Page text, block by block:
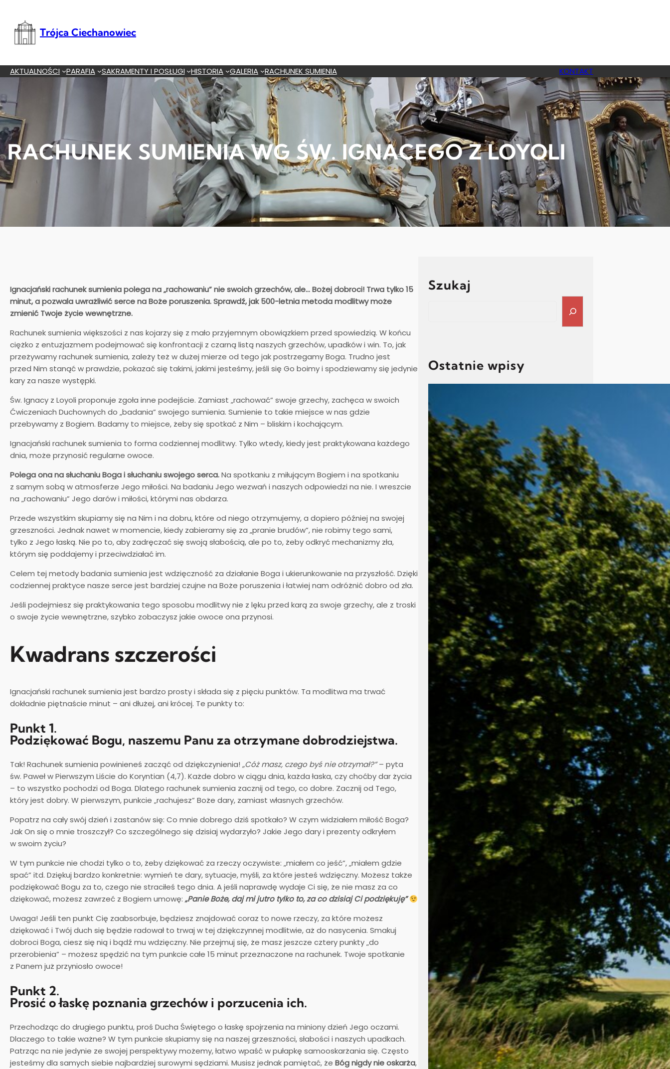
treści
Trójca Ciechanowiec
AKTUALNOŚCI PARAFIA SAKRAMENTY I POSŁUGI HISTORIA GALERIA RACHUNEK SUMIENIA KONTAKT
RACHUNEK SUMIENIA WG ŚW. IGNACEGO Z LOYOLI
Ignacjański rachunek sumienia polega na „rachowaniu” nie swoich grzechów, ale… Bożej dobroci! Trwa tylko 15
minut, a pozwala uwrażliwić serce na Boże poruszenia. Sprawdź, jak 500-letnia metoda modlitwy może
zmienić Twoje życie wewnętrzne.
Rachunek sumienia większości z nas kojarzy się z mało przyjemnym obowiązkiem przed spowiedzią. W końcu
ciężko z entuzjazmem podejmować się konfrontacji z czarną listą naszych grzechów, upadków i win. To, jak
przeżywamy rachunek sumienia, zależy też w dużej mierze od tego jak postrzegamy Boga. Trudno jest
przed Nim stanąć w prawdzie, pokazać się takimi, jakimi jesteśmy, jeśli się Go boimy i spodziewamy się jedynie
kary za nasze występki.
Św. Ignacy z Loyoli proponuje zgoła inne podejście. Zamiast „rachować” swoje grzechy, zachęca w swoich
Ćwiczeniach Duchownych do „badania” swojego sumienia. Sumienie to takie miejsce w nas gdzie
przebywamy z Bogiem. Badamy to miejsce, żeby się spotkać z Nim – bliskim i kochającym.
Ignacjański rachunek sumienia to forma codziennej modlitwy. Tylko wtedy, kiedy jest praktykowana każdego
dnia, może przynosić regularne owoce.
Polega ona na słuchaniu Boga i słuchaniu swojego serca.Na spotkaniu z miłującym Bogiem i na spotkaniu
z samym sobą w atmosferze Jego miłości. Na badaniu Jego wezwań i naszych odpowiedzi na nie. I wreszcie
na „rachowaniu” Jego darów i miłości, którymi nas obdarza.
Przede wszystkim skupiamy się na Nim i na dobru, które od niego otrzymujemy, a dopiero później na swojej
grzeszności. Jednak nawet w momencie, kiedy zabieramy się za „pranie brudów”, nie robimy tego sami,
tylko z Jego łaską. Nie po to, aby zadręczać się swoją słabością, ale po to, żeby odkryć mechanizmy zła,
którym się poddajemy i przeciwdziałać im.
Celem tej metody badania sumienia jest wdzięczność za działanie Boga i ukierunkowanie na przyszłość. Dzięki
codziennej praktyce nasze serce jest bardziej czujne na Boże poruszenia i łatwiej nam odróżnić dobro od zła.
Jeśli podejmiesz się praktykowania tego sposobu modlitwy nie z lęku przed karą za swoje grzechy, ale z troski
o swoje życie wewnętrzne, szybko zobaczysz jakie owoce ona przynosi.
Kwadrans szczerości
Ignacjański rachunek sumienia jest bardzo prosty i składa się z pięciu punktów. Ta modlitwa ma trwać
dokładnie piętnaście minut – ani dłużej, ani krócej. Te punkty to:
Punkt 1.
Podziękować Bogu, naszemu Panu za otrzymane dobrodziejstwa.
Tak! Rachunek sumienia powinieneś zacząć od dziękczynienia! „Cóż masz, czego byś nie otrzymał?”– pyta
św. Paweł w Pierwszym Liście do Koryntian (4,7). Każde dobro w ciągu dnia, każda łaska, czy choćby dar życia
– to wszystko pochodzi od Boga. Dlatego rachunek sumienia zacznij od tego, co dobre. Zacznij od Tego,
który jest dobry. W pierwszym, punkcie „rachujesz” Boże dary, zamiast własnych grzechów.
Popatrz na cały swój dzień i zastanów się: Co mnie dobrego dziś spotkało? W czym widziałem miłość Boga?
Jak On się o mnie troszczył? Co szczególnego się dzisiaj wydarzyło? Jakie Jego dary i prezenty odkryłem
w swoim życiu?
W tym punkcie nie chodzi tylko o to, żeby dziękować za rzeczy oczywiste: „miałem co jeść”, „miałem gdzie
spać” itd. Dziękuj bardzo konkretnie: wymień te dary, sytuacje, myśli, za które jesteś wdzięczny. Możesz także
podziękować Bogu za to, czego nie straciłeś tego dnia. A jeśli naprawdę wydaje Ci się, że nie masz za co
dziękować, możesz zawrzeć z Bogiem umowę: „Panie Boże, daj mi jutro tylko to, za co dzisiaj Ci podziękuję”
Uwaga! Jeśli ten punkt Cię zaabsorbuje, będziesz znajdować coraz to nowe rzeczy, za które możesz
dziękować i Twój duch się będzie radował to trwaj w tej dziękczynnej modlitwie, aż do nasycenia. Smakuj
dobroci Boga, ciesz się nią i bądź mu wdzięczny. Nie przejmuj się, że masz jeszcze cztery punkty „do
przerobienia” – możesz spędzić na tym punkcie całe 15 minut przeznaczone na rachunek. Twoje spotkanie
z Panem już przyniosło owoce!
Punkt 2.
Prosić o łaskę poznania grzechów i porzucenia ich.
Przechodząc do drugiego punktu, proś Ducha Świętego o łaskę spojrzenia na miniony dzień Jego oczami.
Dlaczego to takie ważne? W tym punkcie skupiamy się na naszej grzeszności, słabości i naszych upadkach.
Patrząc na nie jedynie ze swojej perspektywy możemy, łatwo wpaść w pułapkę samooskarżania się. Często
jesteśmy dla samych siebie najbardziej surowymi sędziami. Musisz jednak pamiętać, że Bóg nigdy nie oskarża,
Szukaj
Ostatnie wpisy
2026
2 maja sobota 10.00 Wojtkowice
Glinna 4 maja poniedziałek 10.00
Przybyszyn i Kostuszyn 5 maja
wtorek 10.00 Wojtkowice Stare 6
maja środa 9.00 Ciechanowczyk
10.00 Kosiorki 8 maja piątek 10.00
Zadobrze 9 maja sobota 9.00
Antonin 12.00 Tworkowice 12 maja
wtorek 9.00 Poniaty 10.00 Malec 16
maja sobota 9.00 Bujenka Views:
166